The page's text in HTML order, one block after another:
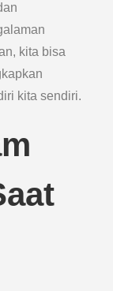
kita bisa
kita sendiri.